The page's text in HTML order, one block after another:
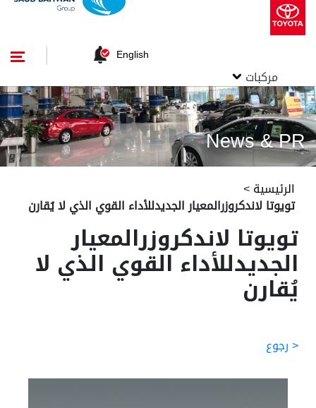
مركبات
English
News & PR
الرئيسية>
تويوتا لاندكروزرالمعيار الجديدللأداء القوي الذي لا يُقارن
تويوتا لاندكروزرالمعيار
الجديدللأداء القوي الذي لا
يُقارن
< رجوع